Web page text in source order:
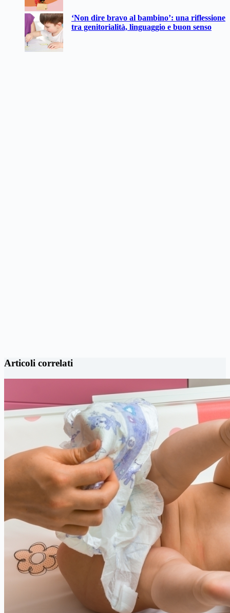
‘Non dire bravo al bambino’: una riflessione
tra genitorialità, linguaggio e buon senso
Articoli correlati